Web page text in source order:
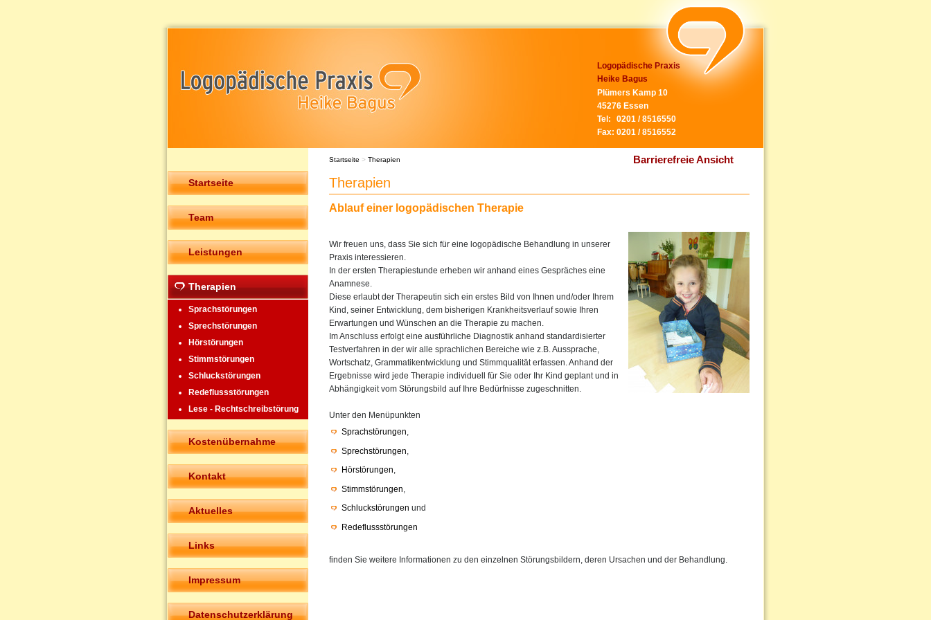
Logopädische Praxis
Heike Bagus
Plümers Kamp 10
45276 Essen
Tel:
0201 / 8516550
Fax: 0201 / 8516552
Barrierefreie Ansicht
Startseite
Team
Leistungen
Therapien
Sprachstörungen
Sprechstörungen
Hörstörungen
Stimmstörungen
Schluckstörungen
Redeflussstörungen
Lese - Rechtschreibstörung
Kostenübernahme
Kontakt
Aktuelles
Links
Impressum
Datenschutzerklärung
Startseite > Therapien
Therapien
Ablauf einer logopädischen Therapie
Wir freuen uns, dass Sie sich für eine logopädische Behandlung in unserer
Praxis interessieren.
In der ersten Therapiestunde erheben wir anhand eines Gespräches eine
Anamnese.
Diese erlaubt der Therapeutin sich ein erstes Bild von Ihnen und/oder Ihrem
Kind, seiner Entwicklung, dem bisherigen Krankheitsverlauf sowie Ihren
Erwartungen und Wünschen an die Therapie zu machen.
Im Anschluss erfolgt eine ausführliche Diagnostik anhand standardisierter
Testverfahren in der wir alle sprachlichen Bereiche wie z.B. Aussprache,
Wortschatz, Grammatikentwicklung und Stimmqualität erfassen. Anhand der
Ergebnisse wird jede Therapie individuell für Sie oder Ihr Kind geplant und in
Abhängigkeit vom Störungsbild auf Ihre Bedürfnisse zugeschnitten.
Unter den Menüpunkten
Sprachstörungen,
Sprechstörungen
Hörstörungen,
Stimmstörungen
Schluckstörungen und
Redeflussstörungen
finden Sie weitere Informationen zu den einzelnen Störungsbildern, deren Ursachen und der Behandlung.